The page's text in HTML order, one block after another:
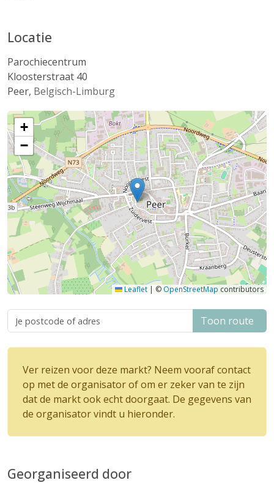
Locatie
Parochiecentrum
Kloosterstraat 40
Peer, Belgisch-Limburg
+
−
Leaflet | © OpenStreetMap contributors
Toon route
Ver reizen voor deze markt? Neem vooraf contact
op met de organisator of om er zeker van te zijn
dat de markt ook echt doorgaat. De gegevens van
de organisator vindt u hieronder.
Georganiseerd door